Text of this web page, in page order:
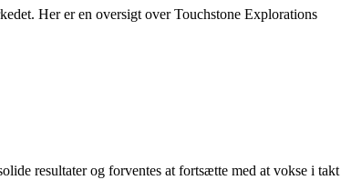
Her er en oversigt over Touchstone Explorations
resultater og forventes at fortsætte med at vokse i takt